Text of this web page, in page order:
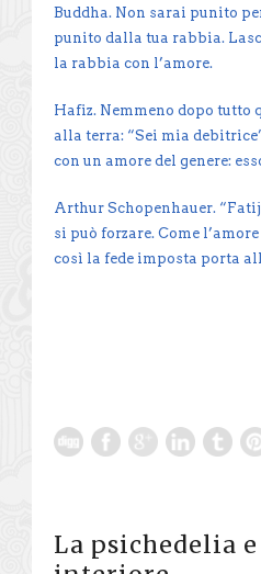
Buddha. Non sarai punito
punito dalla tua rabbia.
la rabbia con l’amore.
Hafiz. Nemmeno dopo tutto
alla terra: “Sei mia
con un amore del genere:
Arthur Schopenhauer.
si può forzare. Come
così la fede imposta porta
La psichedelia